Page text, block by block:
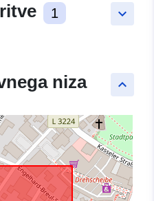
keyboard_arrow_down
1
keyboard_arrow_up
niza